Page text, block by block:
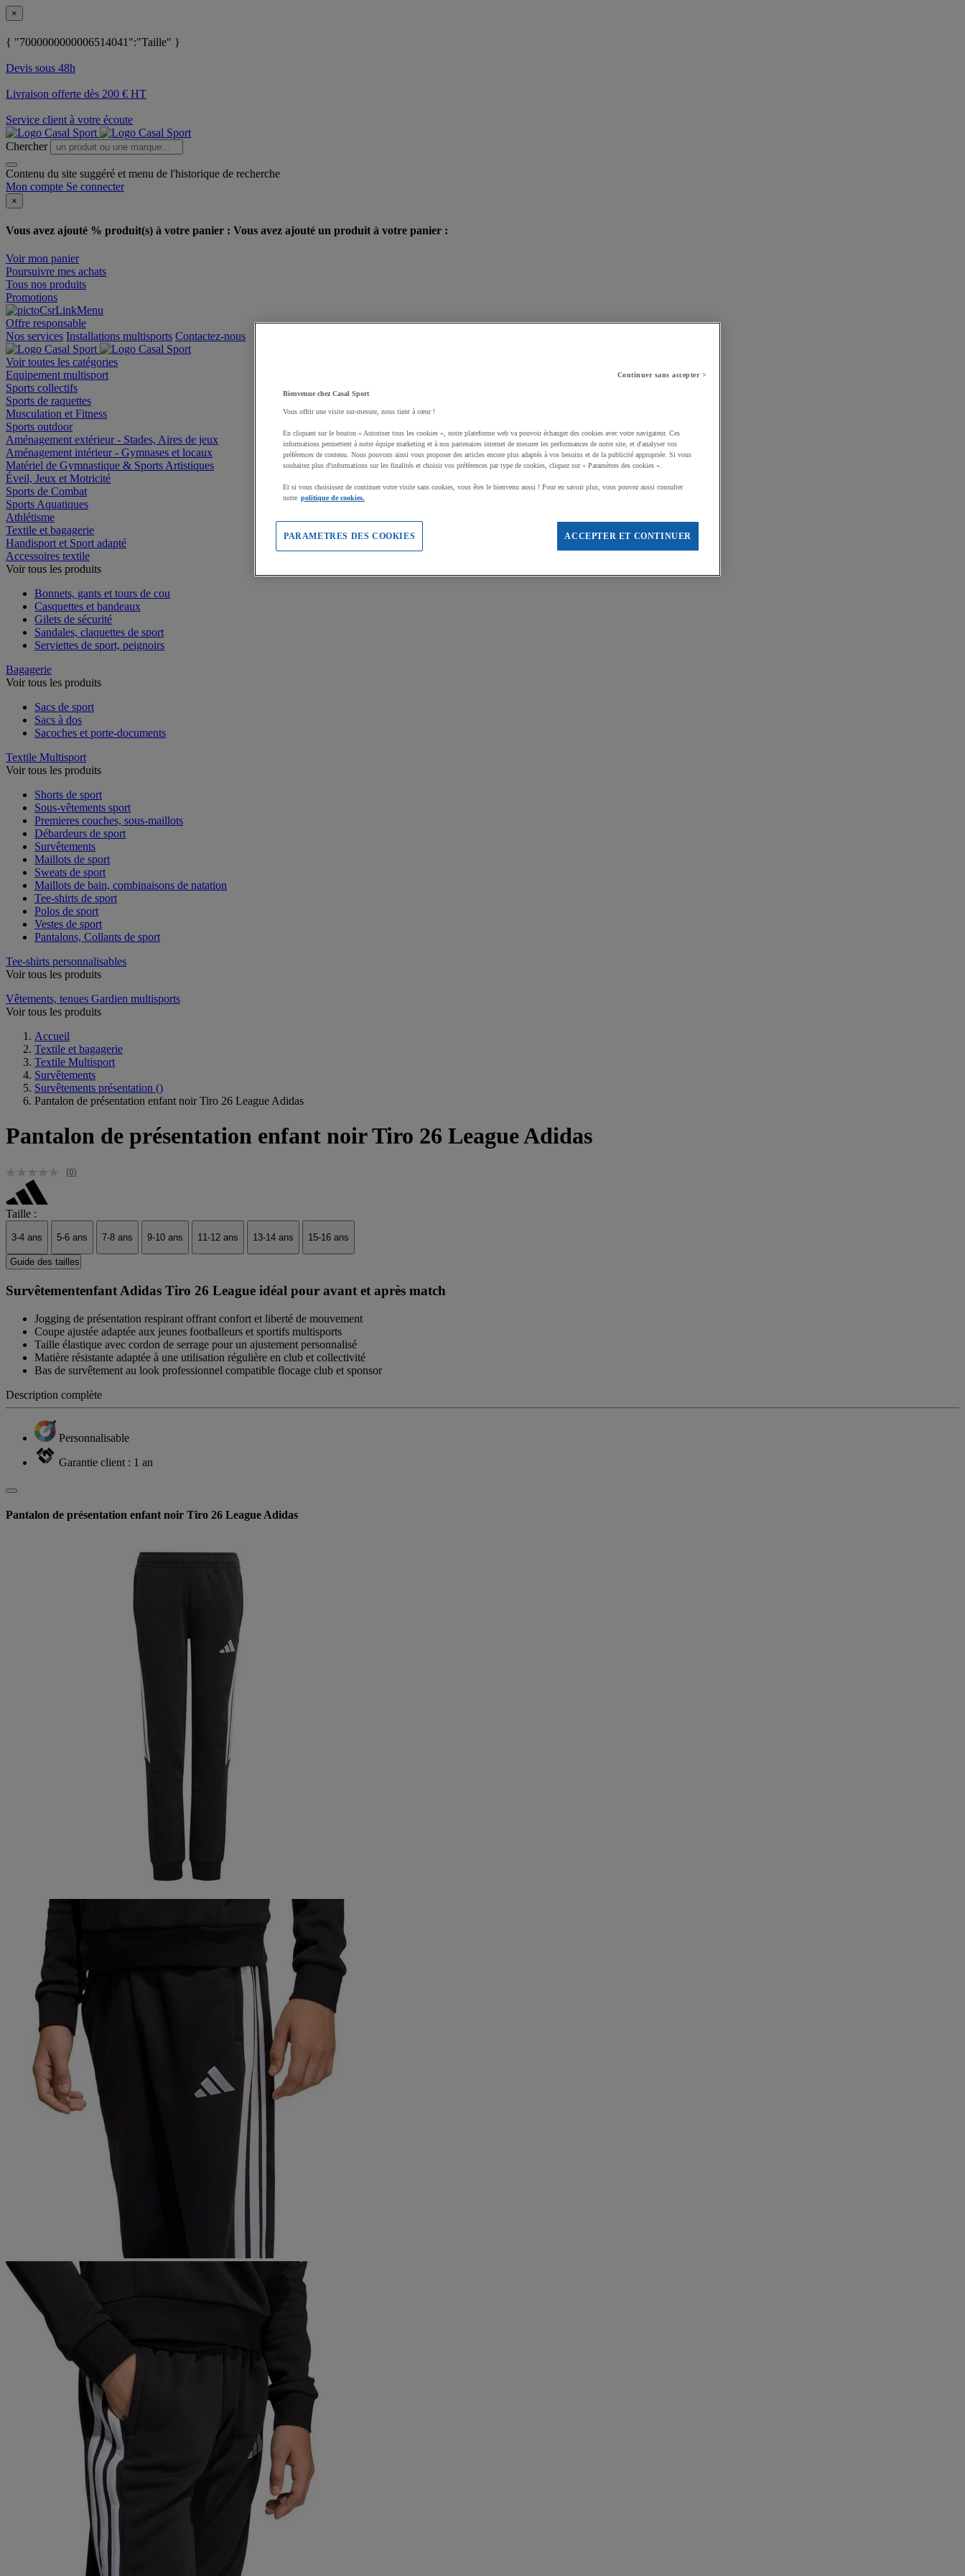
×
{ "7000000000006514041":"Taille" }
Devis sous 48h
Livraison offerte dès 200 € HT
Service client à votre écoute
Chercher
Contenu du site suggéré et menu de l'historique de recherche
Mon compte Se connecter
×
Vous avez ajouté % produit(s) à votre panier : Vous avez ajouté un produit à votre panier :
Voir mon panier
Poursuivre mes achats
Tous nos produits
Promotions
Offre responsable
Nos services Installations multisports Contactez-nous
Voir toutes les catégories
Equipement multisport
Sports collectifs
Sports de raquettes
Musculation et Fitness
Sports outdoor
Aménagement extérieur - Stades, Aires de jeux
Aménagement intérieur - Gymnases et locaux
Matériel de Gymnastique & Sports Artistiques
Éveil, Jeux et Motricité
Sports de Combat
Sports Aquatiques
Athlétisme
Textile et bagagerie
Handisport et Sport adapté
Accessoires textile
Voir tous les produits
Bonnets, gants et tours de cou
Casquettes et bandeaux
Gilets de sécurité
Sandales, claquettes de sport
Serviettes de sport, peignoirs
Bagagerie
Voir tous les produits
Sacs de sport
Sacs à dos
Sacoches et porte-documents
Textile Multisport
Voir tous les produits
Shorts de sport
Sous-vêtements sport
Premieres couches, sous-maillots
Débardeurs de sport
Survêtements
Maillots de sport
Sweats de sport
Maillots de bain, combinaisons de natation
Tee-shirts de sport
Polos de sport
Vestes de sport
Pantalons, Collants de sport
Tee-shirts personnalisables
Voir tous les produits
Vêtements, tenues Gardien multisports
Voir tous les produits
Accueil
Textile et bagagerie
Textile Multisport
Survêtements
Survêtements présentation ()
Pantalon de présentation enfant noir Tiro 26 League Adidas
Pantalon de présentation enfant noir Tiro 26 League Adidas
(0)
Taille :
3-4 ans 5-6 ans 7-8 ans 9-10 ans 11-12 ans 13-14 ans 15-16 ans
Guide des tailles
Survêtementenfant Adidas Tiro 26 League idéal pour avant et après match
Jogging de présentation respirant offrant confort et liberté de mouvement
Coupe ajustée adaptée aux jeunes footballeurs et sportifs multisports
Taille élastique avec cordon de serrage pour un ajustement personnalisé
Matière résistante adaptée à une utilisation régulière en club et collectivité
Bas de survêtement au look professionnel compatible flocage club et sponsor
Description complète
Personnalisable
Garantie client : 1 an
Pantalon de présentation enfant noir Tiro 26 League Adidas
Continuer sans accepter >
Bienvenue chez Casal Sport
Vous offrir une visite sur-mesure, nous tient à cœur !
En cliquant sur le bouton « Autoriser tous les cookies », notre plateforme web va pouvoir échanger des cookies avec votre navigateur. Ces
informations permettent à notre équipe marketing et à nos partenaires internet de mesurer les performances de notre site, et d'analyser vos
préférences de contenu. Nous pouvons ainsi vous proposer des articles encore plus adaptés à vos besoins et de la publicité appropriée. Si vous
souhaitez plus d'informations sur les finalités et choisir vos préférences par type de cookies, cliquez sur « Paramètres des cookies ».
Et si vous choisissez de continuer votre visite sans cookies, vous êtes le bienvenu aussi ! Pour en savoir plus, vous pouvez aussi consulter
notre politique de cookies.
ACCEPTER ET CONTINUER
PARAMETRES DES COOKIES